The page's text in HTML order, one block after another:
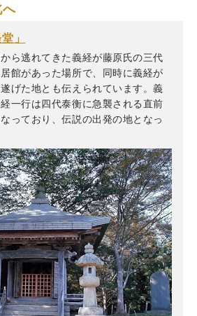
へ
」
ら逃れてきた義経が藤原氏の三代
館があった場所で、同時に義経が
げた地とも伝えられています。義
一行は四代泰衡に急襲される直前
っており、伝説の出発の地となっ